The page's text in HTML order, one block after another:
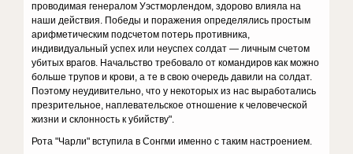
проводимая генералом Уэстморлендом, здорово влияла на
наши действия. Победы и поражения определялись простым
арифметическим подсчетом потерь противника,
индивидуальный успех или неуспех солдат — личным счетом
убитых врагов. Начальство требовало от командиров как можно
больше трупов и крови, а те в свою очередь давили на солдат.
Поэтому неудивительно, что у некоторых из нас выработались
презрительное, наплевательское отношение к человеческой
жизни и склонность к убийству".
Рота "Чарли" вступила в Сонгми именно с таким настроением.